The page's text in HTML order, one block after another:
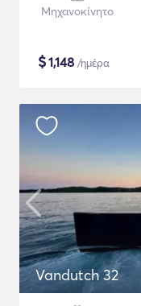
Μηχανοκίνητο
$1,148 /ημέρα
Vandutch 32